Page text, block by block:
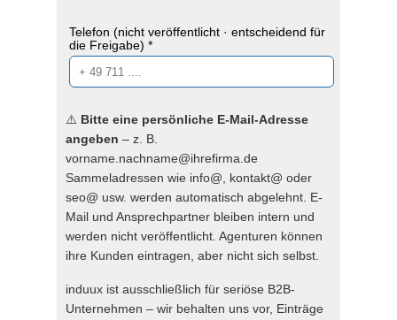
Telefon (nicht veröffentlicht · entscheidend für
die Freigabe) *
⚠️ Bitte eine persönliche E-Mail-Adresse
angeben – z. B.
vorname.nachname@ihrefirma.de
Sammeladressen wie info@, kontakt@ oder
seo@ usw. werden automatisch abgelehnt. E-
Mail und Ansprechpartner bleiben intern und
werden nicht veröffentlicht. Agenturen können
ihre Kunden eintragen, aber nicht sich selbst.
induux ist ausschließlich für seriöse B2B-
Unternehmen – wir behalten uns vor, Einträge